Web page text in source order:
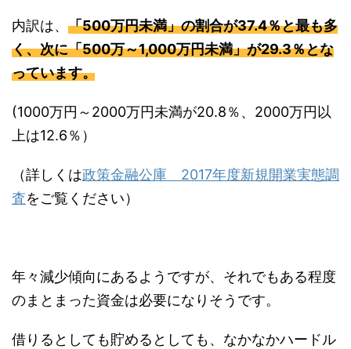
内訳は、 「500万円未満」の割合が37.4％と最も多
く、次に「500万～1,000万円未満」が29.3％とな
っています。
(1000万円～2000万円未満が20.8％、2000万円以
上は12.6％）
（詳しくは政策金融公庫 2017年度新規開業実態調
査をご覧ください）
年々減少傾向にあるようですが、それでもある程度
のまとまった資金は必要になりそうです。
借りるとしても貯めるとしても、なかなかハードル